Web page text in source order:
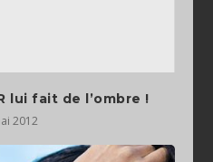
lui fait de l’ombre !
2012